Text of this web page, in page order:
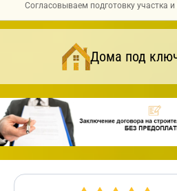
Согласовываем подготовку участка
Дома под